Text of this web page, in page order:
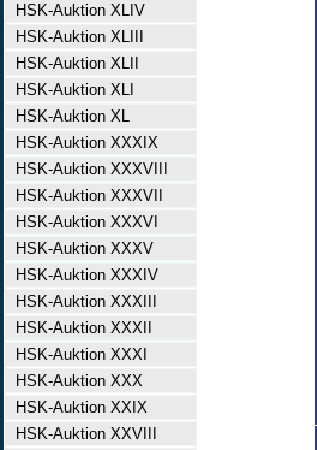
HSK-Auktion XLIV
HSK-Auktion XLIII
HSK-Auktion XLII
HSK-Auktion XLI
HSK-Auktion XL
HSK-Auktion XXXIX
HSK-Auktion XXXVIII
HSK-Auktion XXXVII
HSK-Auktion XXXVI
HSK-Auktion XXXV
HSK-Auktion XXXIV
HSK-Auktion XXXIII
HSK-Auktion XXXII
HSK-Auktion XXXI
HSK-Auktion XXX
HSK-Auktion XXIX
HSK-Auktion XXVIII